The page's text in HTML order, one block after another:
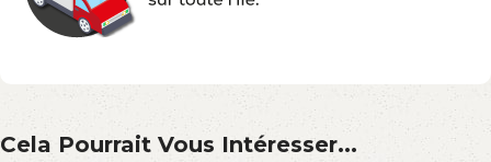
Cela Pourrait Vous Intéresser...